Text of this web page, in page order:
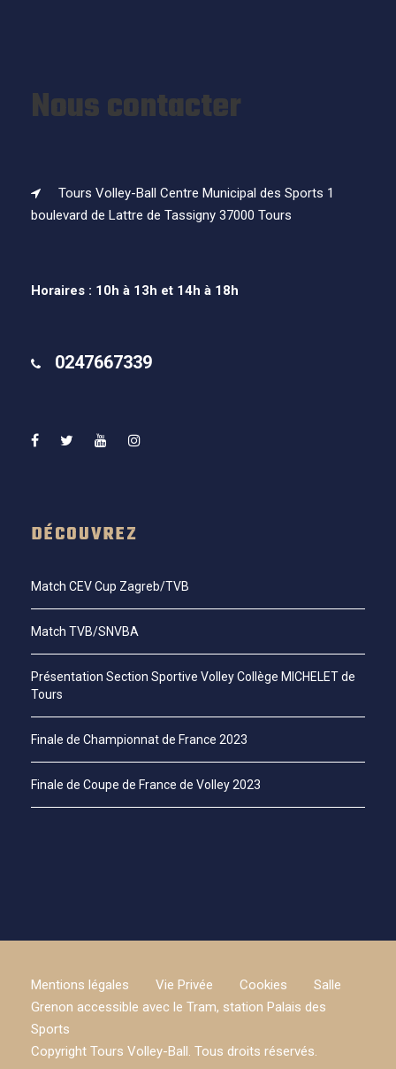
Nous contacter
Tours Volley-Ball Centre Municipal des Sports 1
boulevard de Lattre de Tassigny 37000 Tours
Horaires : 10h à 13h et 14h à 18h
0247667339
DÉCOUVREZ
Match CEV Cup Zagreb/TVB
Match TVB/SNVBA
Présentation Section Sportive Volley Collège MICHELET de
Tours
Finale de Championnat de France 2023
Finale de Coupe de France de Volley 2023
Mentions légales Vie Privée Cookies
Salle
Grenon accessible avec le Tram, station Palais des
Sports
Copyright Tours Volley-Ball. Tous droits réservés.